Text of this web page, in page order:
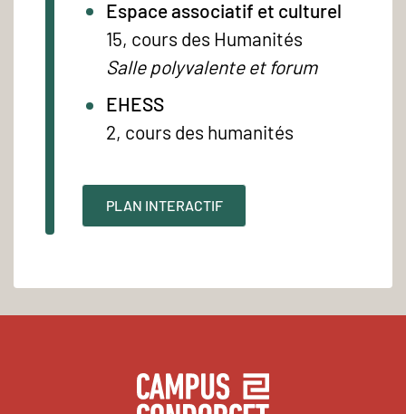
Espace associatif et culturel
15, cours des Humanités
Salle polyvalente et forum
EHESS
2, cours des humanités
PLAN INTERACTIF